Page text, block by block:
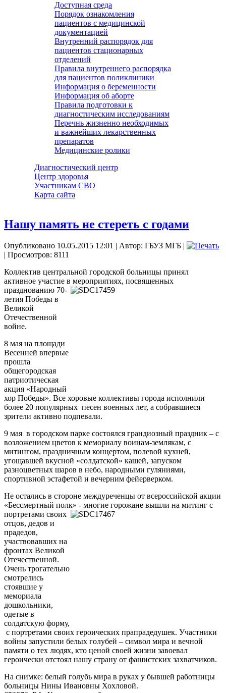
Доступная среда
Порядок ознакомления
пациентов с медицинской
документацией
Внутренний распорядок для
пациентов стационарных
отделений
Правила внутреннего распорядка
для пациентов поликлиники
Информация о беременности
Информация об аборте
Правила подготовки к
диагностическим исследованиям
Перечнь жизненно необходимых
и важнейших лекарственных
препаратов
Медицинские ролики
Диагностический центр
Центр здоровья
Участникам СВО
Карта сайта
Нашу память не стереть с годами
Опубликовано 10.05.2015 12:01 | Автор: ГБУЗ МГБ |
| Просмотров: 8111
Коллектив центральной городской больницы принял
активное участие в мероприятиях, посвященных
празднованию 70-
летия Победы в
Великой
Отечественной
войне.
8 мая на площади
Весенней впервые
прошла
общегородская
патриотическая
акция «Народный
хор Победы». Все хоровые коллективы города исполнили
более 20 популярных песен военных лет, а собравшиеся
зрители активно подпевали.
9 мая в городском парке состоялся грандиозный праздник – с
возложением цветов к мемориалу воинам-землякам, с
митингом, праздничным концертом, полевой кухней,
угощавшей вкусной «солдатской» кашей, запуском
разноцветных шаров в небо, народными гуляниями,
спортивной эстафетой и вечерним фейерверком.
Не остались в стороне междуреченцы от всероссийской акции
«Бессмертный полк» - многие горожане вышли на митинг с
портретами своих
отцов, дедов и
прадедов,
участвовавших на
фронтах Великой
Отечественной.
Очень трогательно
смотрелись
стоявшие у
мемориала
дошкольники,
одетые в
солдатскую форму,
с портретами своих героических прапрадедушек. Участники
войны запустили белых голубей – символ мира и вечной
памяти о тех людях, кто ценой своей жизни завоевал
героически отстоял нашу страну от фашистских захватчиков.
На снимке: белый голубь мира в руках у бывшей работницы
больницы Нины Ивановны Хохловой.